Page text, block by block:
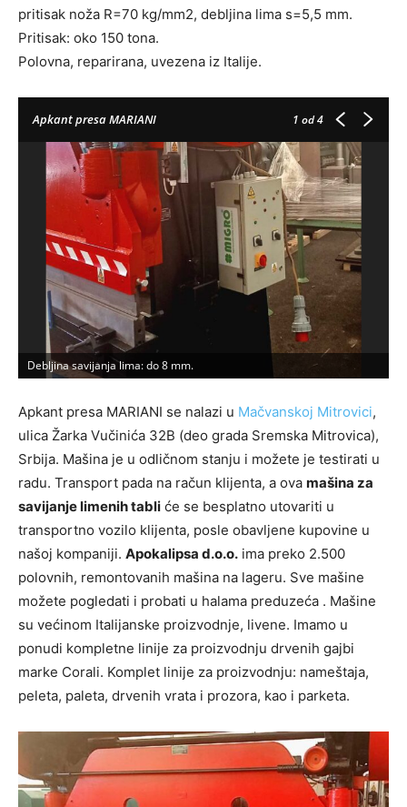
pritisak noža R=70 kg/mm2, debljina lima s=5,5 mm.
Pritisak: oko 150 tona.
Polovna, reparirana, uvezena iz Italije.
Apkant presa MARIANI 1 od 4
Debljina savijanja lima: do 8 mm.
Apkant presa MARIANI se nalazi u Mačvanskoj Mitrovici,
ulica Žarka Vučinića 32B (deo grada Sremska Mitrovica),
Srbija. Mašina je u odličnom stanju i možete je testirati u
radu. Transport pada na račun klijenta, a ova mašina za
savijanje limenih tabli će se besplatno utovariti u
transportno vozilo klijenta, posle obavljene kupovine u
našoj kompaniji. Apokalipsa d.o.o. ima preko 2.500
polovnih, remontovanih mašina na lageru. Sve mašine
možete pogledati i probati u halama preduzeća . Mašine
su većinom Italijanske proizvodnje, livene. Imamo u
ponudi kompletne linije za proizvodnju drvenih gajbi
marke Corali. Komplet linije za proizvodnju: nameštaja,
peleta, paleta, drvenih vrata i prozora, kao i parketa.